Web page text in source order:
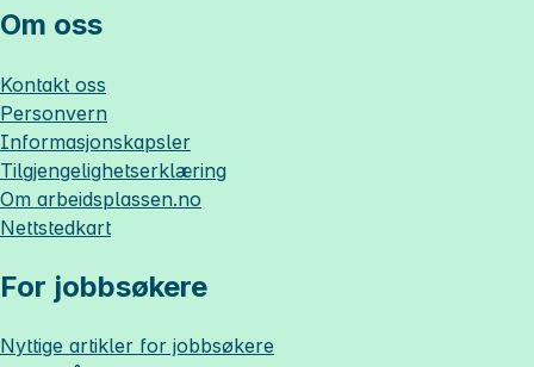
Om oss
Kontakt oss
Personvern
Informasjonskapsler
Tilgjengelighetserklæring
Om arbeidsplassen.no
Nettstedkart
For jobbsøkere
Nyttige artikler for jobbsøkere